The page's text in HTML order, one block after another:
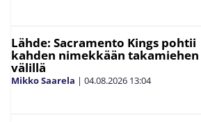
Lähde: Sacramento Kings pohtii
kahden nimekkään takamiehen
välillä
Mikko Saarela | 04.08.2026 13:04